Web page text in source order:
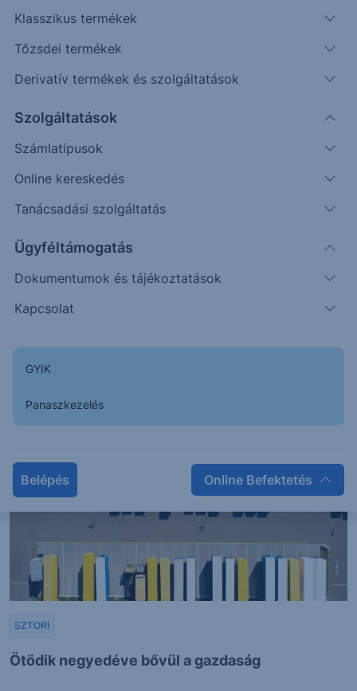
Klasszikus termékek
Tőzsdei termékek
Derivatív termékek és szolgáltatások
Szolgáltatások
Számlatípusok
Online kereskedés
Tanácsadási szolgáltatás
Ügyféltámogatás
Dokumentumok és tájékoztatások
Kapcsolat
GYIK
Panaszkezelés
Belépés Online Befektetés
195 találat cikkeink között
Gyenge befejezés a második negyedévre
SZTORI
adatokat tette ma reggel közzé a KSH. Az ipari...
Ötödik negyedéve bővül a gazdaság
SZTORI